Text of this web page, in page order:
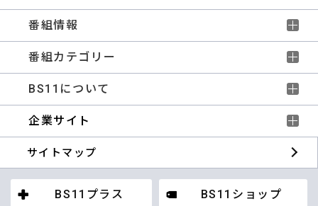
番組情報
番組カテゴリー
BS11について
企業サイト
サイトマップ
BS11プラス BS11ショップ